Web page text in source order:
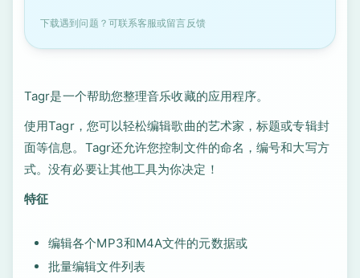
下载遇到问题？可联系客服或留言反馈
Tagr是一个帮助您整理音乐收藏的应用程序。
使用Tagr，您可以轻松编辑歌曲的艺术家，标题或专辑封
面等信息。Tagr还允许您控制文件的命名，编号和大写方
式。没有必要让其他工具为你决定！
特征
编辑各个MP3和M4A文件的元数据或
批量编辑文件列表